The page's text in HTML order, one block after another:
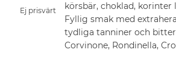
Ej prisvärt
körsbär, choklad, korinter
Fyllig smak med
tydliga tanniner och
Corvinone, Rondinella,